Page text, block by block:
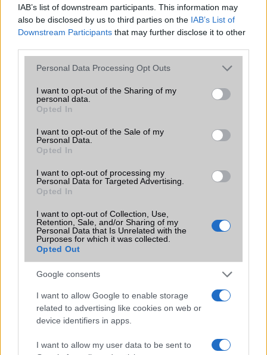
IAB’s list of downstream participants. This information may
also be disclosed by us to third parties on the IAB’s List of
Downstream Participants that may further disclose it to other
Please note that this website/app uses one or more Google
not limited to your visit or usage behaviour. You may click to
grant or deny consent to Google and its third-party tags to
use your data for below specified purposes in below Google
consent section.
Personal Data Processing Opt Outs
I want to opt-out of the Sharing of my
personal data.
Opted In
I want to opt-out of the Sale of my
Personal Data.
Opted In
I want to opt-out of processing my
Personal Data for Targeted Advertising.
Opted In
I want to opt-out of Collection, Use,
Retention, Sale, and/or Sharing of my
Personal Data that Is Unrelated with the
Purposes for which it was collected.
Opted Out
Google consents
I want to allow Google to enable storage
related to advertising like cookies on web or
device identifiers in apps.
I want to allow my user data to be sent to
Office alkalmazások alap szolgáltatás
Iránytũ ecompass
Extrák 32-bit/192kHz audio
Vibra jelzés
SIM-ek száma
Terület Globális
(csúcs)
Brand
Pro+ - a professzionális
(vagy több dologban)!
Limited Edition Nincs
N/A = Nincs adat. Legutóbbi frissítés: 2026-07-13 19:00:00